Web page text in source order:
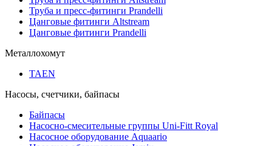
Труба и пресс-фитинги Prandelli
Цанговые фитинги Altstream
Цанговые фитинги Prandelli
Металлохомут
TAEN
Насосы, счетчики, байпасы
Байпасы
Насосно-смесительные группы Uni-Fitt Royal
Насосное оборудование Aquaario